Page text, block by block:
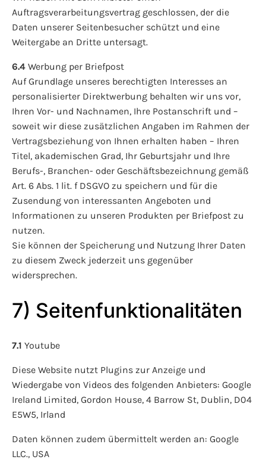
Auftragsverarbeitungsvertrag geschlossen, der die
Daten unserer Seitenbesucher schützt und eine
Weitergabe an Dritte untersagt.
6.4 Werbung per Briefpost
Auf Grundlage unseres berechtigten Interesses an
personalisierter Direktwerbung behalten wir uns vor,
Ihren Vor- und Nachnamen, Ihre Postanschrift und –
soweit wir diese zusätzlichen Angaben im Rahmen der
Vertragsbeziehung von Ihnen erhalten haben – Ihren
Titel, akademischen Grad, Ihr Geburtsjahr und Ihre
Berufs-, Branchen- oder Geschäftsbezeichnung gemäß
Art. 6 Abs. 1 lit. f DSGVO zu speichern und für die
Zusendung von interessanten Angeboten und
Informationen zu unseren Produkten per Briefpost zu
nutzen.
Sie können der Speicherung und Nutzung Ihrer Daten
zu diesem Zweck jederzeit uns gegenüber
widersprechen.
7) Seitenfunktionalitäten
7.1 Youtube
Diese Website nutzt Plugins zur Anzeige und
Wiedergabe von Videos des folgenden Anbieters: Google
Ireland Limited, Gordon House, 4 Barrow St, Dublin, D04
E5W5, Irland
Daten können zudem übermittelt werden an: Google
LLC., USA